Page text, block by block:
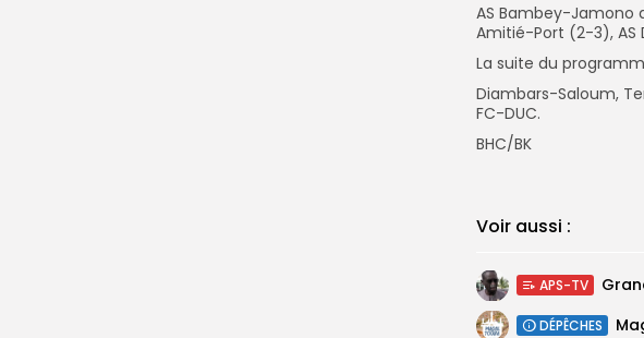
AS Bambey-Jamono
Amitié-Port (2-3), AS
La suite du
Diambars-Saloum,
FC-DUC.
BHC/BK
Voir aussi :
APS-TV
DÉPÊCHES